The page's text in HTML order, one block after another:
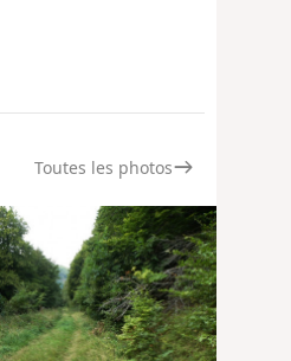
Toutes les photos